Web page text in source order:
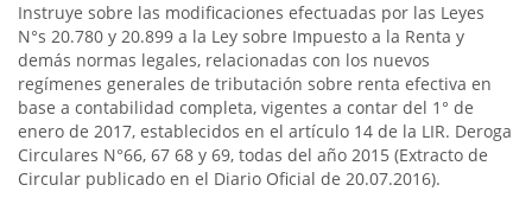
Instruye sobre las modificaciones efectuadas por las Leyes
N°s 20.780 y 20.899 a la Ley sobre Impuesto a la Renta y
demás normas legales, relacionadas con los nuevos
regímenes generales de tributación sobre renta efectiva en
base a contabilidad completa, vigentes a contar del 1° de
enero de 2017, establecidos en el artículo 14 de la LIR. Deroga
Circulares N°66, 67 68 y 69, todas del año 2015 (Extracto de
Circular publicado en el Diario Oficial de 20.07.2016).